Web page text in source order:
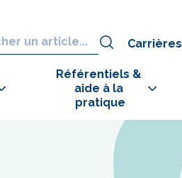
Carrières
Référentiels &
aide à la
pratique